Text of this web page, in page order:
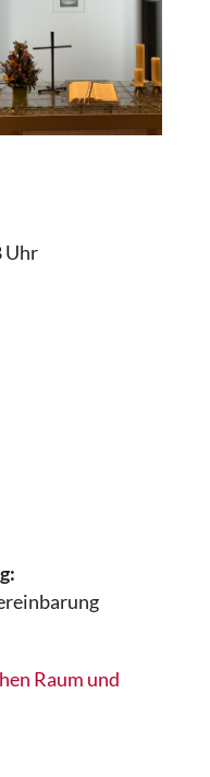
Uhr
Raum und